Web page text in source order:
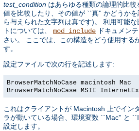
test_condition はあらゆる種類の論理的比較
値を比較したり、その値が ``真'' かどうか
ら与えられた文字列は真です)。 利用可能
トについては、 mod_include ドキュメン
さい。 ここでは、この構造をどう使用する
す。
設定ファイルで次の行を記述します:
BrowserMatchNoCase macintosh Mac
BrowserMatchNoCase MSIE
これはクライアントが Macintosh 上でイン
ラが動いている場合、環境変数 ``Mac'' と
設定します。